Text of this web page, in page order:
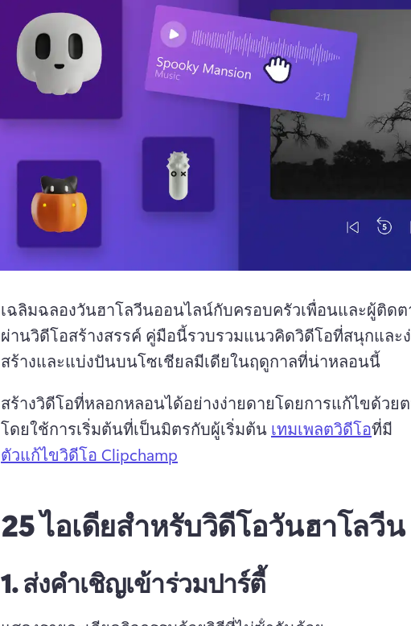
เฉลิมฉลองวันฮาโลวีนออนไลน์กับครอบครัวเพื่อนและผู้ติด
ผ่านวิดีโอสร้างสรรค์ คู่มือนี้รวบรวมแนวคิดวิดีโอที่สนุกและ
สร้างและแบ่งปันบนโซเชียลมีเดียในฤดูกาลที่น่าหลอนนี้
สร้างวิดีโอที่หลอกหลอนได้อย่างง่ายดายโดยการแก้ไขด้วย
โดยใช้การเริ่มต้นที่เป็นมิตรกับผู้เริ่มต้น เทมเพลตวิดีโอที่มี
ตัวแก้ไขวิดีโอ Clipchamp
25 ไอเดียสำหรับวิดีโอวันฮาโลวีน
1.ส่งคําเชิญเข้าร่วมปาร์ตี้